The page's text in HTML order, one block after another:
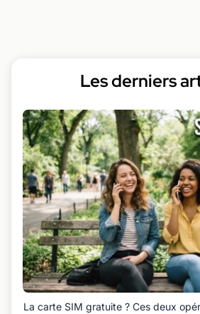
Les derniers
La carte SIM gratuite ? Ces deux